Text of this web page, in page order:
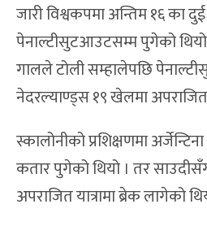
जारी विश्वकपमा अन्तिम १६ का
पेनाल्टीसुटआउटसम्म पुगेको थियो
गालले टोली सम्हालेपछि
नेदरल्याण्ड्स १९ खेलमा
स्कालोनीको प्रशिक्षणमा
कतार पुगेको थियो । तर
अपराजित यात्रामा ब्रेक लागेको